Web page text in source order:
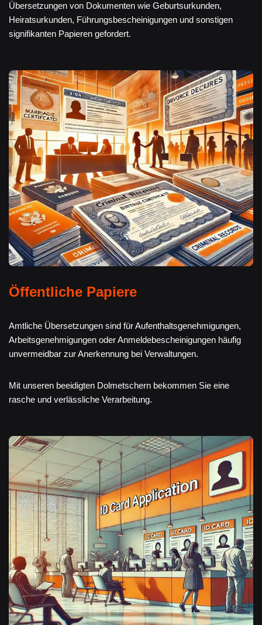
Übersetzungen von Dokumenten wie Geburtsurkunden,
Heiratsurkunden, Führungsbescheinigungen und sonstigen
signifikanten Papieren gefordert.
Öffentliche Papiere
Amtliche Übersetzungen sind für Aufenthaltsgenehmigungen,
Arbeitsgenehmigungen oder Anmeldebescheinigungen häufig
unvermeidbar zur Anerkennung bei Verwaltungen.
Mit unseren beeidigten Dolmetschern bekommen Sie eine
rasche und verlässliche Verarbeitung.